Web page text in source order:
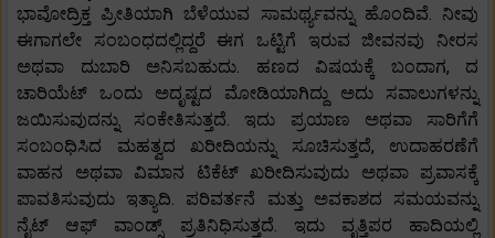
ಭಾವೋದ್ರಿಕ್ತ ಪ್ರೀತಿಯಾಗಿ ಬೆಳೆಯುವ ಸಾಮರ್ಥ್ಯವನ್ನು ಹೊಂದಿವೆ. ನೀವು
ಈಗಾಗಲೇ ಸಂಬಂಧದಲ್ಲಿದ್ದರೆ ಈಗ ಒಟ್ಟಿಗೆ ಇರುವ ಜೀವನವು ನೀರಸ
ಅಥವಾ ದುಬಾರಿ ಅನಿಸಬಹುದು. ಹಣದ ವಿಷಯಕ್ಕೆ ಬಂದಾಗ, ದ
ಚಾರಿಯೆಟ್ ಒಂದು ಅದೃಷ್ಟದ ಮೋಡಿಯಾಗಿದ್ದು ಅದು ಸವಾಲುಗಳನ್ನು
ಜಯಿಸುವುದನ್ನು ಸಂಕೇತಿಸುತ್ತದೆ. ಇದು ಪ್ರಯಾಣ ಅಥವಾ ಸಾರಿಗೆಗೆ
ಸಂಬಂಧಿಸಿದ ಮಹತ್ವದ ಖರೀದಿಯನ್ನು ಸೂಚಿಸುತ್ತದೆ, ಉದಾಹರಣೆಗೆ
ವಾಹನ ಅಥವಾ ವಿಮಾನ ಟಿಕೆಟ್ ಖರೀದಿಸುವುದು ಅಥವಾ ಪ್ರವಾಸಕ್ಕೆ
ಪಾವತಿಸುವುದು ಇತ್ಯಾದಿ. ಪರಿವರ್ತನೆ ಮತ್ತು ಅವಕಾಶದ ಸಮಯವನ್ನು
ನೈಟ್ ಆಫ್ ವಾಂಡ್ಸ್ ಪ್ರತಿನಿಧಿಸುತ್ತದೆ. ಇದು ವೃತ್ತಿಪರ ಹಾದಿಯಲ್ಲಿ